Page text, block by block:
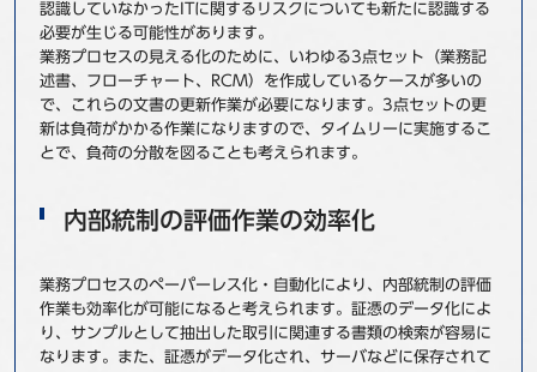
認識していなかったITに関するリスクについても新たに認識する
必要が生じる可能性があります。
業務プロセスの見える化のために、いわゆる3点セット（業務記
述書、フローチャート、RCM）を作成しているケースが多いの
で、これらの文書の更新作業が必要になります。3点セットの更
新は負荷がかかる作業になりますので、タイムリーに実施するこ
とで、負荷の分散を図ることも考えられます。
内部統制の評価作業の効率化
業務プロセスのペーパーレス化・自動化により、内部統制の評価
作業も効率化が可能になると考えられます。証憑のデータ化によ
り、サンプルとして抽出した取引に関連する書類の検索が容易に
なります。また、証憑がデータ化され、サーバなどに保存されて